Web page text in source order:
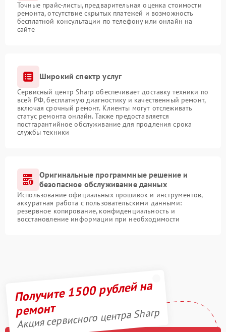
Точные прайс-листы, предварительная оценка стоимости
ремонта, отсутствие скрытых платежей и возможность
бесплатной консультации по телефону или онлайн на
сайте
Широкий спектр услуг
Сервисный центр Sharp обеспечивает доставку техники по
всей РФ, бесплатную диагностику и качественный ремонт,
включая срочный ремонт. Клиенты могут отслеживать
статус ремонта онлайн. Также предоставляется
постгарантийное обслуживание для продления срока
службы техники
Оригинальные программные решение и
безопасное обслуживание данных
Использование официальных прошивок и инструментов,
аккуратная работа с пользовательскими данными:
резервное копирование, конфиденциальность и
восстановление информации при необходимости
Получите 1500 рублей на
ремонт
Акция сервисного центра Sharp